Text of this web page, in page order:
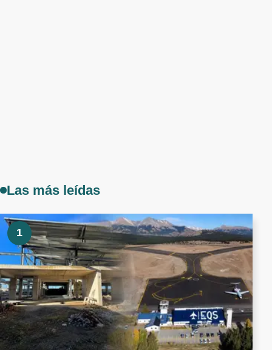
Las más leídas
1